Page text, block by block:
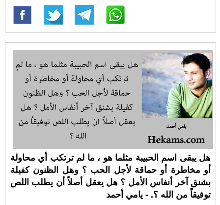
هل يبقى اسم الحبيبة مثلما هو ، ما لم ترتكب أي محاولة
أو مخاطرة أو حماقة لأجل الحب ؟ وهل الظنون كفيلة
بشنق آخر أنفاس الأمل ؟ هل يعقل أصلاً أن يطلب اللص
توفيقاً من الله ؟. - يامي أحمد